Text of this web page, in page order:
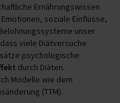
Ernährungswissen
soziale Einflüsse,
unser
viele Diätversuche
psychologische
durch Diäten.
Modelle wie dem
(TTM).